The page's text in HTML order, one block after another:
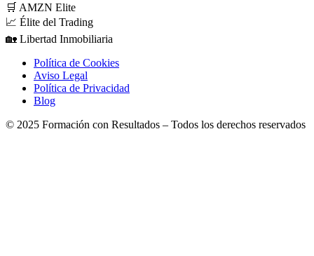
🛒 AMZN Elite
📈 Élite del Trading
🏡 Libertad Inmobiliaria
Política de Cookies
Aviso Legal
Política de Privacidad
Blog
© 2025 Formación con Resultados – Todos los derechos reservados